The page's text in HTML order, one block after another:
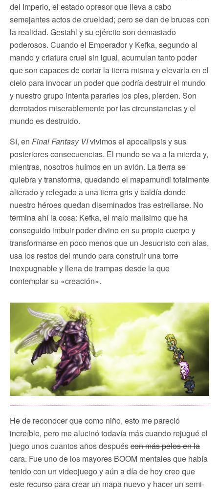
del Imperio, el estado opresor que lleva a cabo
semejantes actos de crueldad; pero se dan de bruces con
la realidad. Gestahl y su ejército son demasiado
poderosos. Cuando el Emperador y Kefka, segundo al
mando y criatura cruel sin igual, acumulan tanto poder
que son capaces de cortar la tierra misma y elevarla en el
cielo para invocar un poder que podría destruir el mundo
y nuestro grupo intenta pararles los pies, pierden. Son
derrotados miserablemente por las circunstancias y el
mundo es destruido.
Sí, en Final Fantasy VIvivimos el apocalipsis y sus
posteriores consecuencias. El mundo se va a la mierda y,
mientras, nosotros huímos en un avión. La tierra se
quiebra y transforma, quedando el mapamundi totalmente
alterado y relegado a una tierra gris y baldía donde
nuestro héroes quedan diseminados tras estrellarse. No
termina ahí la cosa: Kefka, el malo malísimo que ha
conseguido imbuir poder divino en su propio cuerpo y
transformarse en poco menos que un Jesucristo con alas,
usa los restos del mundo para construir una torre
inexpugnable y llena de trampas desde la que
contemplar su «creación».
He de reconocer que como niño, esto me pareció
increíble, pero me alucinó todavía más cuando rejugué el
juego unos cuantos años despuéscon más pelos en la
cara. Fue uno de los mayores BOOM mentales que había
tenido con un videojuego y aún a día de hoy creo que
este recurso para crear un mapa nuevo y hacer un semi-